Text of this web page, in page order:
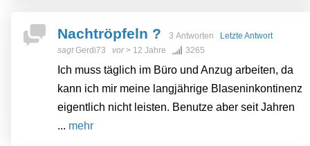
Nachtröpfeln ? 3 Antworten
Letzte Antwort
sagtGerdi73 vor> 12 Jahre 3265
Ich muss täglich im Büro und Anzug arbeiten, da
kann ich mir meine langjährige Blaseninkontinenz
eigentlich nicht leisten. Benutze aber seit Jahren
... mehr